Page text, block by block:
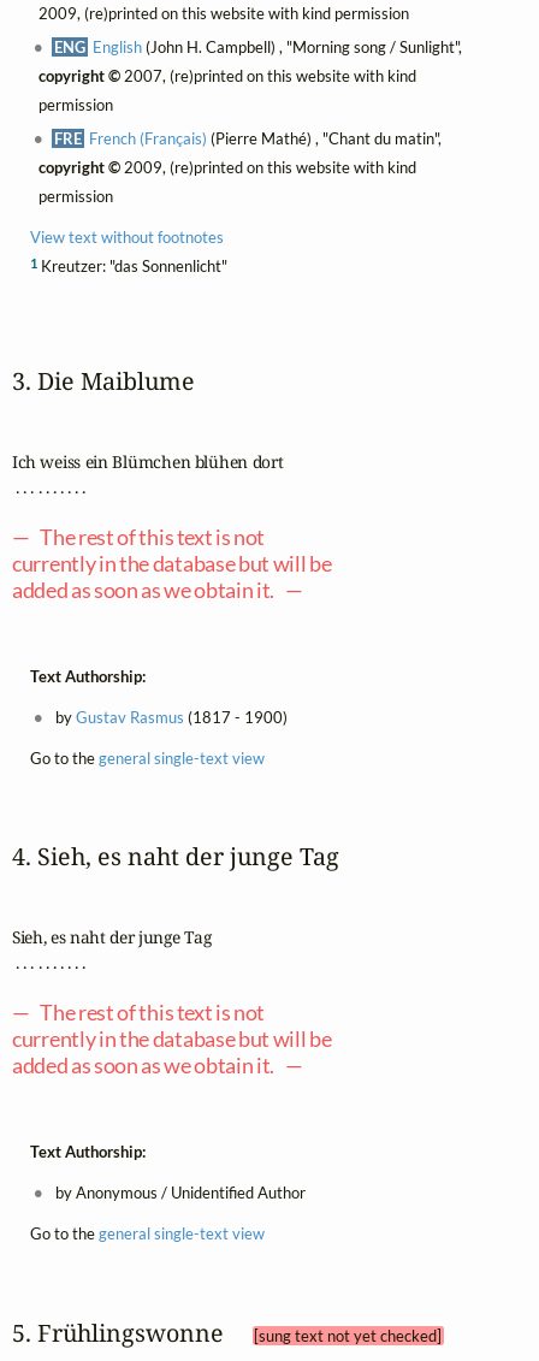
2009, (re)printed on this website with kind permission
ENG English(John H. Campbell) , "Morning song / Sunlight",
copyright ©2007, (re)printed on this website with kind
permission
FRE French (Français) (Pierre Mathé) , "Chant du matin",
copyright ©2009, (re)printed on this website with kind
permission
View text without footnotes
1Kreutzer: "das Sonnenlicht"
3. Die Maiblume
Ich weiss ein Blümchen blühen dort
. . . . . . . . . .
— The rest of this text is not
currently in the database but will be
added as soon as we obtain it. —
Text Authorship:
byGustav Rasmus (1817 - 1900)
Go to thegeneral single-text view
4. Sieh, es naht der junge Tag
Sieh, es naht der junge Tag
. . . . . . . . . .
— The rest of this text is not
currently in the database but will be
added as soon as we obtain it. —
Text Authorship:
by Anonymous / Unidentified Author
Go to thegeneral single-text view
5. Frühlingswonne [sung text not yet checked]